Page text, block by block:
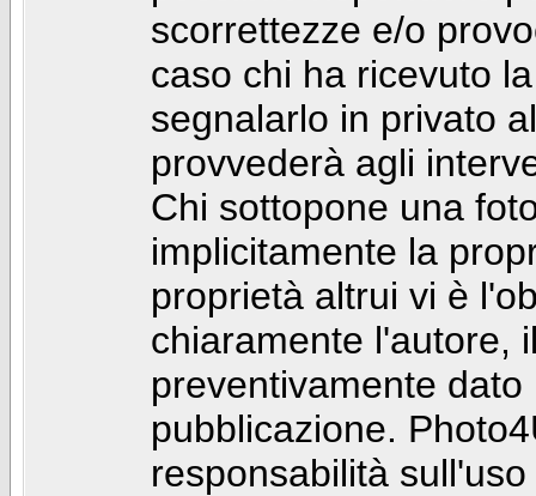
scorrettezze e/o
caso chi ha ricevuto
segnalarlo in privato
provvederà agli
Chi sottopone una
implicitamente la
proprietà altrui vi è
chiaramente l'autore,
preventivamente
pubblicazione.
responsabilità